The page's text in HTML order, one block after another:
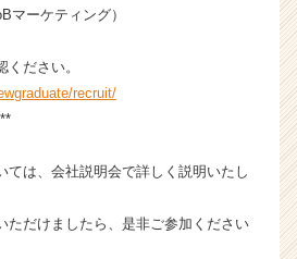
マーケティング）
ださい。
recruit/
ては、会社説明会で詳しく説明いたし
ただけましたら、是非ご参加ください